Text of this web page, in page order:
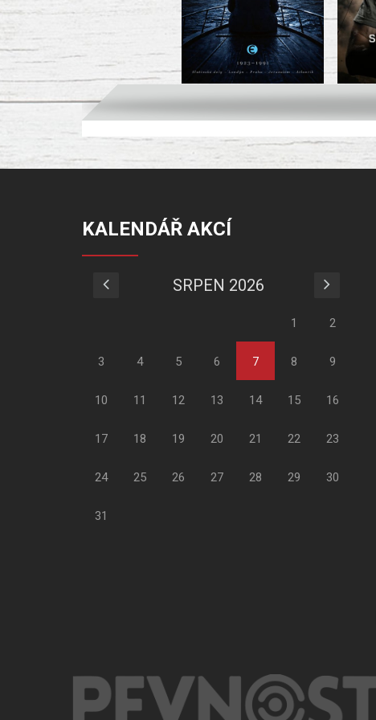
KALENDÁŘ AKCÍ
SRPEN 2026
1 2
3 4 5 6 7 8 9
10 11 12 13 14 15 16
17 18 19 20 21 22 23
24 25 26 27 28 29 30
31